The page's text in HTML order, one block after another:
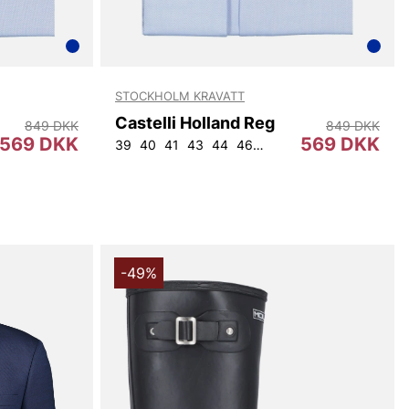
569 DKK
849 DKK
STOCKHOLM KRAVATT
Castelli Holland Reg
39 40 41 43 44 46 45 569 DKK
849 DKK
-49%